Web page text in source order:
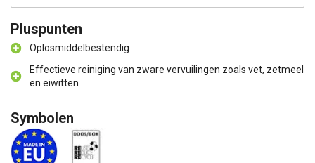
Pluspunten
Oplosmiddelbestendig
Effectieve reiniging van zware vervuilingen zoals vet, zetmeel
en eiwitten
Symbolen